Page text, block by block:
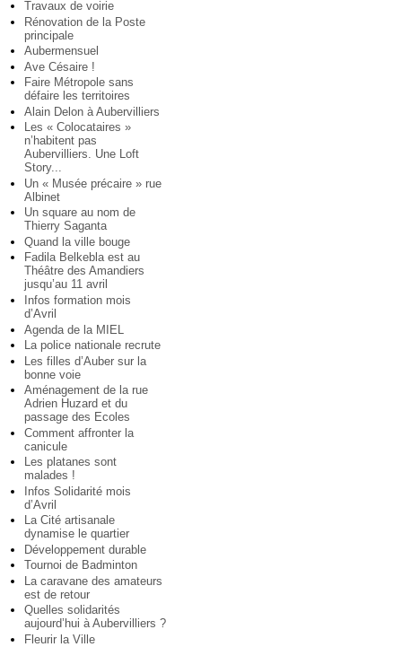
Travaux de voirie
Rénovation de la Poste
principale
Aubermensuel
Ave Césaire !
Faire Métropole sans
défaire les territoires
Alain Delon à Aubervilliers
Les « Colocataires »
n’habitent pas
Aubervilliers. Une Loft
Story...
Un « Musée précaire » rue
Albinet
Un square au nom de
Thierry Saganta
Quand la ville bouge
Fadila Belkebla est au
Théâtre des Amandiers
jusqu’au 11 avril
Infos formation mois
d’Avril
Agenda de la MIEL
La police nationale recrute
Les filles d’Auber sur la
bonne voie
Aménagement de la rue
Adrien Huzard et du
passage des Ecoles
Comment affronter la
canicule
Les platanes sont
malades !
Infos Solidarité mois
d’Avril
La Cité artisanale
dynamise le quartier
Développement durable
Tournoi de Badminton
La caravane des amateurs
est de retour
Quelles solidarités
aujourd’hui à Aubervilliers ?
Fleurir la Ville